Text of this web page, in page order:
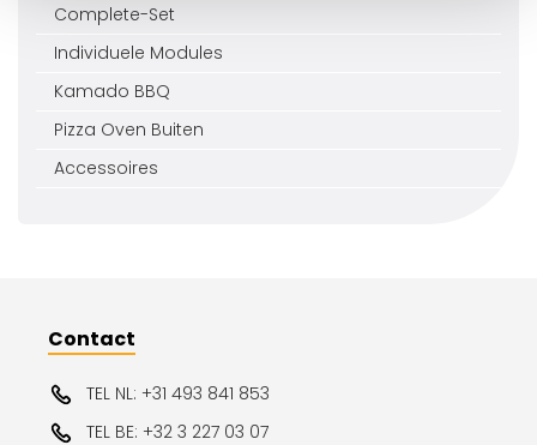
Complete-Set
Individuele Modules
Kamado BBQ
Pizza Oven Buiten
Accessoires
Contact
TEL NL: +31 493 841 853
TEL BE: +32 3 227 03 07